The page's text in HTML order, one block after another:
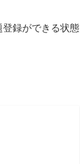
録ができる状態